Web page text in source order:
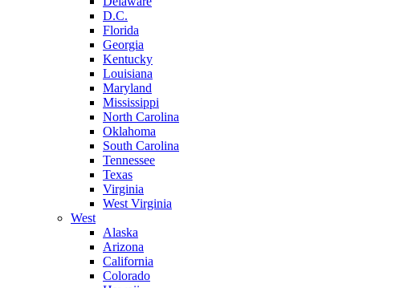
D.C.
Florida
Georgia
Kentucky
Louisiana
Maryland
Mississippi
North Carolina
Oklahoma
South Carolina
Tennessee
Texas
Virginia
West Virginia
West
Alaska
Arizona
California
Colorado